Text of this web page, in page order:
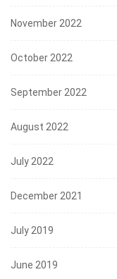
November 2022
October 2022
September 2022
August 2022
July 2022
December 2021
July 2019
June 2019